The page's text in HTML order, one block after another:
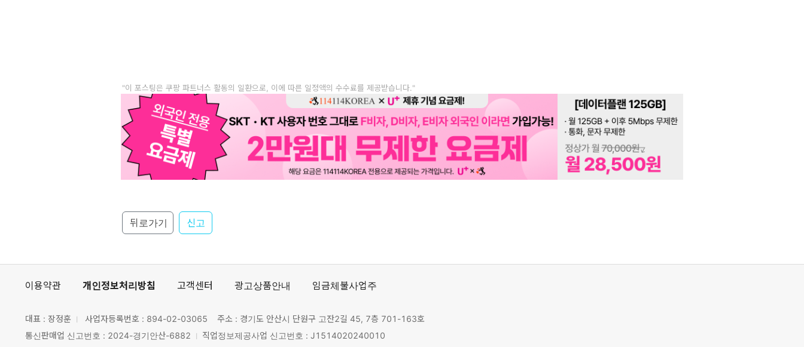
"이 포스팅은 쿠팡 파트너스 활동의 일환으로, 이에 따른 일정액의 수수료를 제공받습니다."
뒤로가기 신고
이용약관 개인정보처리방침 고객센터 광고상품안내 임금체불사업주
대표 : 장정훈 사업자등록번호 : 894-02-03065
주소 : 경기도 안산시 단원구 고잔2길 45, 7층 701-163호
통신판매업 신고번호 : 2024-경기안산-6882
직업정보제공사업 신고번호 : J1514020240010